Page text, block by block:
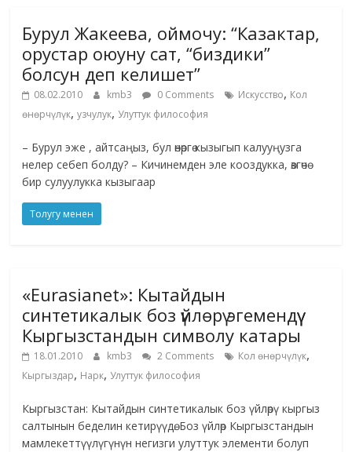
Бурул Жакеева, оймочу: “Казактар,
орустар оюуну сат, “биздики”
болсун деп келишет”
08.02.2010 kmb3 0 Comments Искусство, Кол
өнөрчүлүк,узчулук, Улуттук философия
– Бурул эже , айтсаңыз, бул өнөргө кызыгып калууңузга
нелер себеп болду? – Кичинемден эле кооздукка, өзгөчө
бир сулуулукка кызыгаар
Толугу менен
«Eurasianet»: Кытайдын
синтетикалык боз үйлөрү эгемендүү
Кыргызстандын символу катары
18.01.2010 kmb3 2 Comments Кол өнөрчүлүк,
Кыргыздар, Нарк, Улуттук философия
Кыргызстан: Кытайдын синтетикалык боз үйлөрү кыргыз
салтынын беделин кетирүүдө. Боз үйлөр Кыргызстандын
мамлекеттүүлүгүнүн негизги улуттук элементи болуп